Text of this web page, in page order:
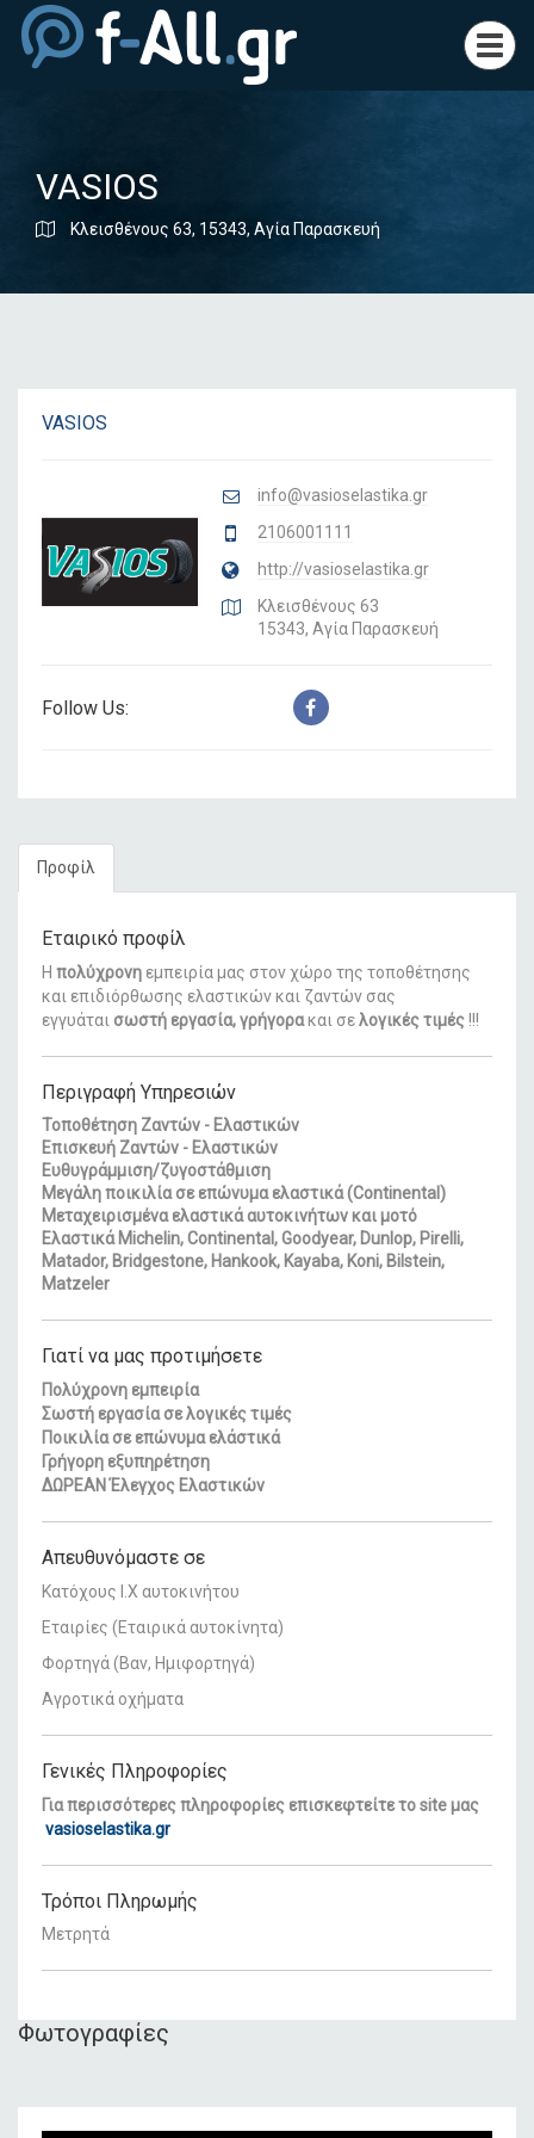
VASIOS
Κλεισθένους 63, 15343, Αγία Παρασκευή
VASIOS
info@vasioselastika.gr
2106001111
http://vasioselastika.gr
Κλεισθένους 63
15343, Αγία Παρασκευή
Follow Us:
Προφίλ
Εταιρικό προφίλ
Η πολύχρονη εμπειρία μας στον χώρο της τοποθέτησης
και επιδιόρθωσης ελαστικών και ζαντών σας
εγγυάται σωστή εργασία, γρήγορακαι σελογικές τιμές !!!
Περιγραφή Υπηρεσιών
Τοποθέτηση Ζαντών - Ελαστικών
Επισκευή Ζαντών - Ελαστικών
Ευθυγράμμιση/ζυγοστάθμιση
Μεγάλη ποικιλία σε επώνυμα ελαστικά (Continental)
Μεταχειρισμένα ελαστικά αυτοκινήτων και μοτό
Ελαστικά Michelin, Continental, Goodyear, Dunlop, Pirelli,
Matador, Bridgestone, Hankook, Kayaba, Koni, Bilstein,
Matzeler
Γιατί να μας προτιμήσετε
Πολύχρονη εμπειρία
Σωστή εργασία σε λογικές τιμές
Ποικιλία σε επώνυμα ελάστικά
Γρήγορη εξυπηρέτηση
ΔΩΡΕΑΝ Έλεγχος Ελαστικών
Απευθυνόμαστε σε
Κατόχους Ι.Χ αυτοκινήτου
Εταιρίες (Εταιρικά αυτοκίνητα)
Φορτηγά (Βαν, Ημιφορτηγά)
Αγροτικά οχήματα
Γενικές Πληροφορίες
Για περισσότερες πληροφορίες επισκεφτείτε το site μας
vasioselastika.gr
Τρόποι Πληρωμής
Μετρητά
Φωτογραφίες